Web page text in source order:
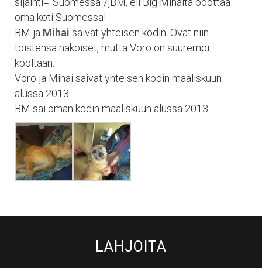
oma koti Suomessa!
BM ja Mihai saivat yhteisen kodin. Ovat niin
toistensa näköiset, mutta Voro on suurempi
kooltaan.
Voro ja Mihai saivat yhteisen kodin maaliskuun
alussa 2013.
BM sai oman kodin maaliskuun alussa 2013.
LAHJOITA